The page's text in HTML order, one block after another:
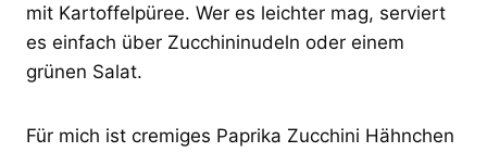
mit Kartoffelpüree. Wer es leichter mag, serviert
es einfach über Zucchininudeln oder einem
grünen Salat.
Für mich ist cremiges Paprika Zucchini Hähnchen